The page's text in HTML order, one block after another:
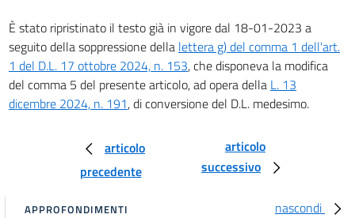
184
184 bis
184 ter
184 quater
185 bis
È stato ripristinato il testo già in vigore dal 18-01-2023 a
seguito della soppressione della lettera g) del comma 1 dell'art.
1 del D.L. 17 ottobre 2024, n. 153, che disponeva la modifica
del comma 5 del presente articolo, ad opera della L. 13
dicembre 2024, n. 191, di conversione del D.L. medesimo.
articolo
precedente
articolo
successivo
nascondi
APPROFONDIMENTI